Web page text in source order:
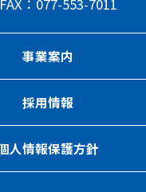
事業案内
採用情報
人情報保護方針